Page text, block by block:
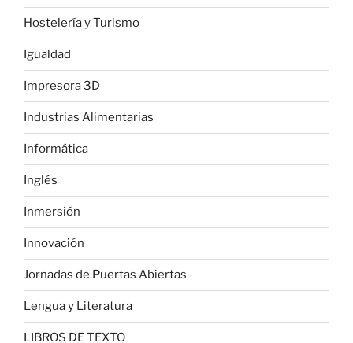
Hostelería y Turismo
Igualdad
Impresora 3D
Industrias Alimentarias
Informática
Inglés
Inmersión
Innovación
Jornadas de Puertas Abiertas
Lengua y Literatura
LIBROS DE TEXTO